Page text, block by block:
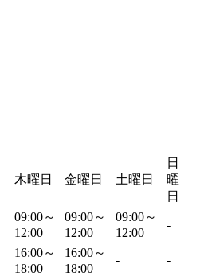
木曜日 金曜日 土曜日
日
曜
日
09:00～
12:00
09:00～
12:00
09:00～
12:00
-
16:00～
18:00
16:00～
18:00
- -